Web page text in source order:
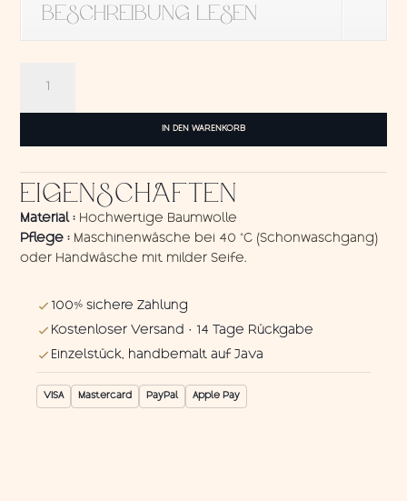
BESCHREIBUNG LESEN
IN DEN WARENKORB
EIGENSCHAFTEN
Material : Hochwertige Baumwolle
Pflege : Maschinenwäsche bei 40 °C (Schonwaschgang)
oder Handwäsche mit milder Seife.
100% sichere Zahlung
Kostenloser Versand · 14 Tage Rückgabe
Einzelstück, handbemalt auf Java
VISA Mastercard PayPal Apple Pay